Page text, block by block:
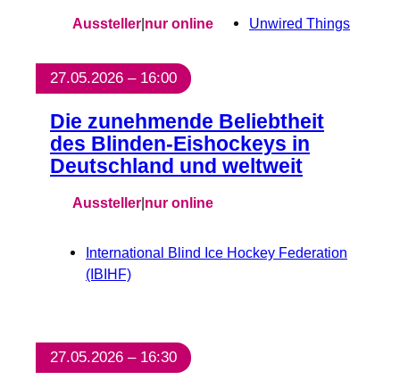
Aussteller nur online Unwired Things
27.05.2026 – 16:00
Die zunehmende Beliebtheit
des Blinden-Eishockeys in
Deutschland und weltweit
Aussteller|nur online
International Blind Ice Hockey Federation
(IBIHF)
27.05.2026 – 16:30